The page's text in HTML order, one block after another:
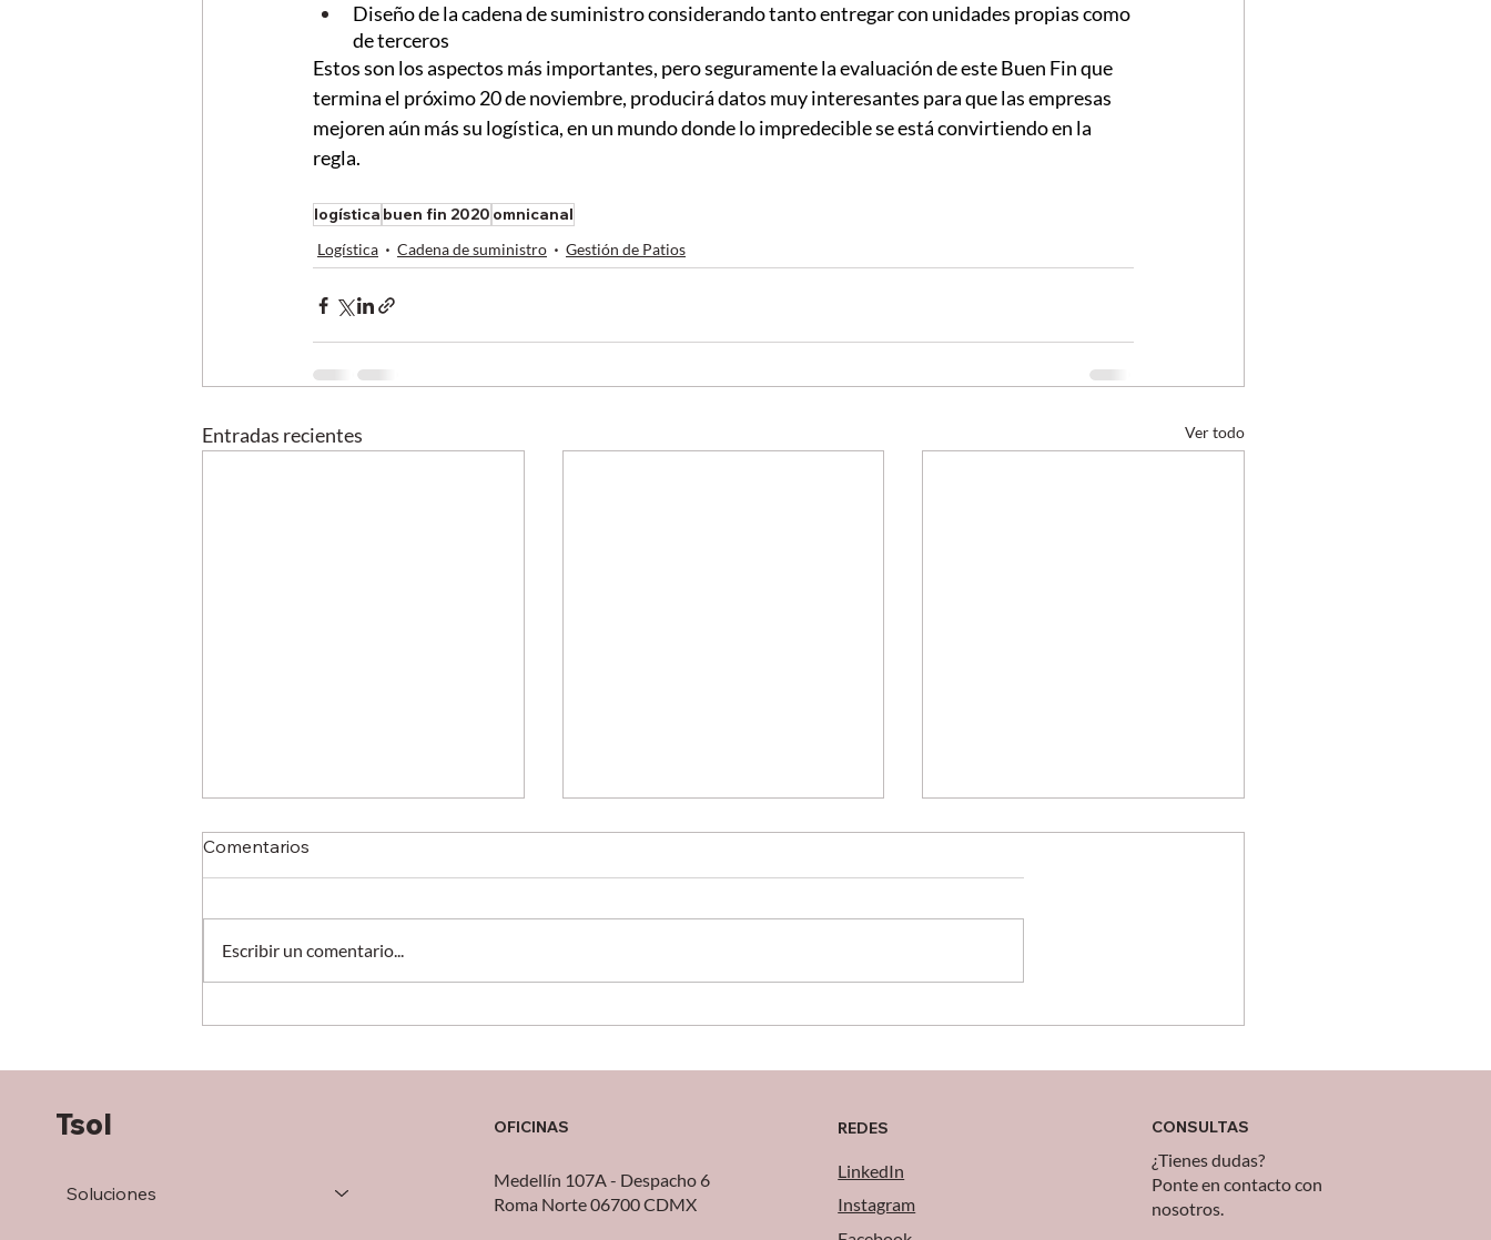
Diseño de la cadena de suministro considerando tanto entregar con unidades propias como
de terceros
Estos son los aspectos más importantes, pero seguramente la evaluación de este Buen Fin que
termina el próximo 20 de noviembre, producirá datos muy interesantes para que las empresas
mejoren aún más su logística, en un mundo donde lo impredecible se está convirtiendo en la
regla.
logística buen fin 2020 omnicanal
Logística Cadena de suministro Gestión de Patios
Entradas recientes Ver todo
deberías ignorar
sobreviviendo?
para el Transporte de
Comentarios
Escribir un comentario...
Soluciones
Tsol
Medellín 107A - Despacho 6
Roma Norte 06700 CDMX
OFICINAS REDES
LinkedIn
Instagram
¿Tienes dudas?
Ponte en contacto con
nosotros.
CONSULTAS